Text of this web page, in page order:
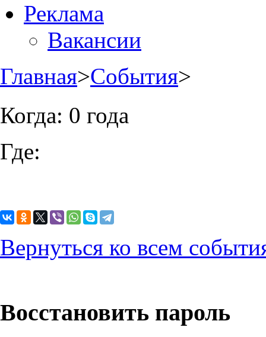
Реклама
Вакансии
Главная>События>
Когда: 0 года
Где:
Вернуться ко всем
Восстановить пароль